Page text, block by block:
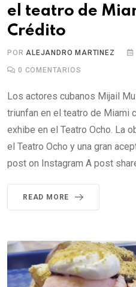
el teatro de
Crédito
PORALEJANDRO MARTINEZ
0 COMENTARIOS
Los actores cubanos Mijail
triunfan en el teatro de Miami
exhibe en el Teatro Ocho. La
el Teatro Ocho y una gran
post on Instagram A post
READ MORE